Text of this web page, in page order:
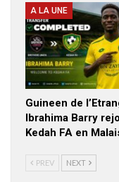
A LA UNE
Guineen de
Ibrahima Barry
Kedah FA en
PREV NEXT